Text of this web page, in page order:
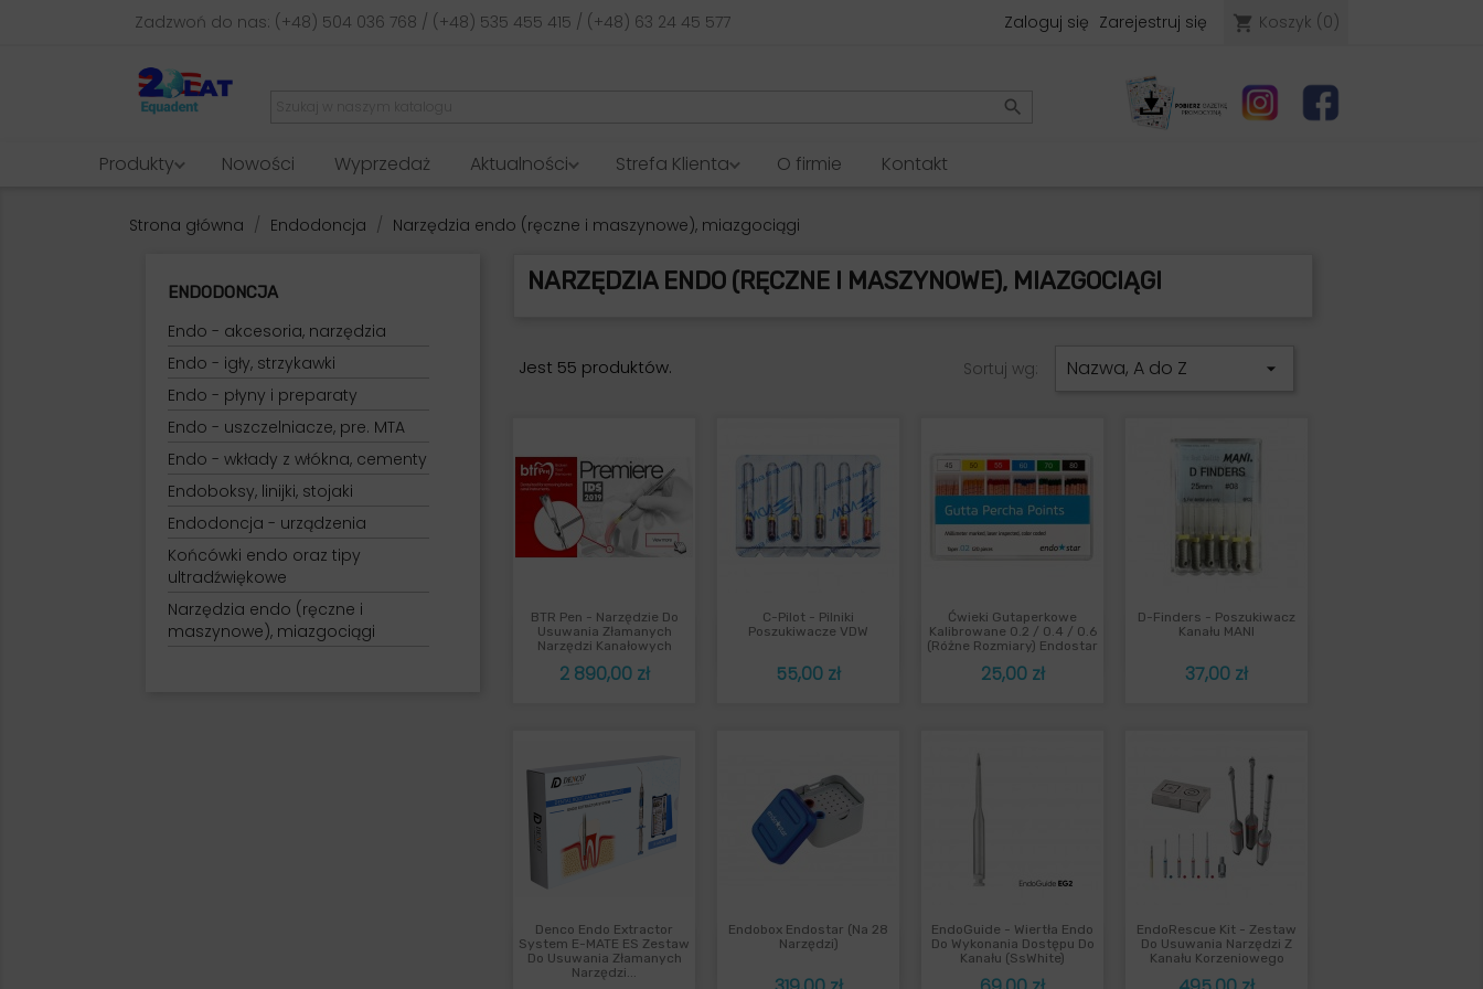
Zadzwoń do nas: (+48) 504 036 768 / (+48) 535 455 415 / (+48) 63 24 45 577 Zaloguj się Zarejestruj się shopping_cart Koszyk (0)

Produkty Nowości Wyprzedaż Aktualności Strefa Klienta O firmie Kontakt
Strona główna Endodoncja Narzędzia endo (ręczne i maszynowe), miazgociągi
ENDODONCJA
Endo - akcesoria, narzędzia
Endo - igły, strzykawki
Endo - płyny i preparaty
Endo - uszczelniacze, pre. MTA
Endo - wkłady z włókna, cementy
Endoboksy, linijki, stojaki
Endodoncja - urządzenia
Końcówki endo oraz tipy
ultradźwiękowe
Narzędzia endo (ręczne i
maszynowe), miazgociągi
NARZĘDZIA ENDO (RĘCZNE I MASZYNOWE), MIAZGOCIĄGI
Jest 55 produktów. Sortuj wg: Nazwa, A do Z 
BTR Pen - Narzędzie Do
Usuwania Złamanych
Narzędzi Kanałowych
Cena
2 890,00 zł
Szybki podgląd
C-Pilot - Pilniki
Poszukiwacze VDW
Cena
55,00 zł
Szybki podgląd
Ćwieki Gutaperkowe
Kalibrowane 0.2 / 0.4 / 0.6
(różne Rozmiary) Endostar
Cena
25,00 zł
Szybki podgląd
D-Finders - Poszukiwacz
Kanału MANI
Cena
37,00 zł
Szybki podgląd
Denco Endo Extractor
System E-MATE ES Zestaw
Do Usuwania Złamanych
Narzędzi...
Szybki podgląd
Endobox Endostar (na 28
Narzędzi)
Szybki podgląd
EndoGuide - Wiertła Endo
Do Wykonania Dostępu Do
Kanału (SsWhite)
Szybki podgląd
EndoRescue Kit - Zestaw
Do Usuwania Narzędzi Z
Kanału Korzeniowego
Szybki podgląd